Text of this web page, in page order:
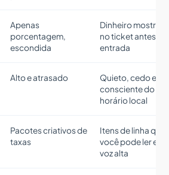
Apenas
porcentagem,
escondida
Dinheiro
no ticket antes da
entrada
Alto e atrasado
Quieto, cedo e
consciente do
horário local
Pacotes criativos de
taxas
Itens de linha que
você pode ler em
voz alta